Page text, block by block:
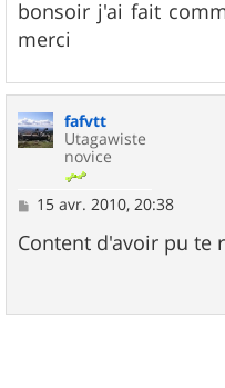
s
s
a
e
bonsoir j'ai fait
merci
fafvtt
Utagawiste
novice
M
s
s
e
15 avr. 2010, 20:38
Content d'avoir pu te